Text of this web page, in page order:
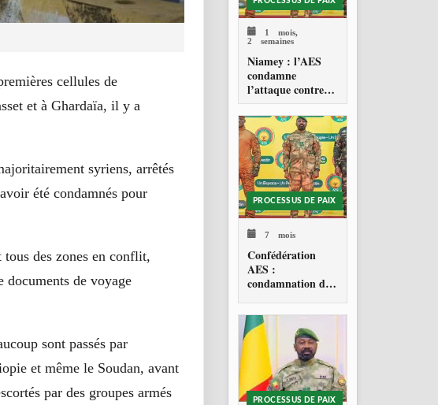
cellules de
et à Ghardaïa, il y a
syriens, arrêtés
été condamnés pour
des zones en conflit,
documents de voyage
sont passés par
et même le Soudan, avant
par des groupes armés
1 mois,
2 semaines
Niamey : l’AES
condamne
l’attaque contre
l’aéroport Diori
Hamani
PROCESSUS DE PAIX
7 mois
Confédération
AES :
condamnation de
américaine au
Venezuela
PROCESSUS DE PAIX